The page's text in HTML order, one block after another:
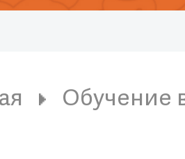
Обучение